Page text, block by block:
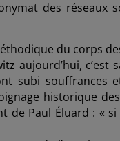
des réseaux
du corps
aujourd’hui, c’est
subi souffrances
historique
de Paul Éluard : «